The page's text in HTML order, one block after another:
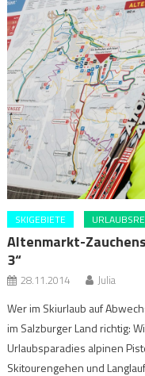
SKIGEBIETE
Altenmarkt-
3“
28.11.2014 Julia
Wer im Skiurlaub auf
im Salzburger Land richtig:
Urlaubsparadies alpinen
Skitourengehen und